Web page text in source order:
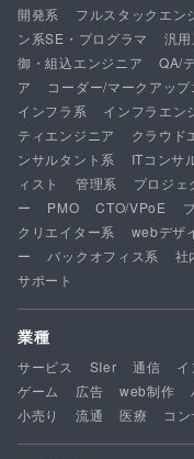
開発系 フルスタックエン
ン系SE・プログラマ
汎
御・組込エンジニア
QA/
ア
コーダー/マークアッ
インフラ系
インフラエン
ティエンジニア
クラウド
ンサルタント系
ITコンサ
ィスト
管理系 プロジェ
ー
PMO CTO/VPoE
クリエイター系
webデザ
ー
バックオフィス系 社
サポート
業種
サービス SIer 通信 イ
ゲーム
広告 web制作
小売り
流通 医療 コ